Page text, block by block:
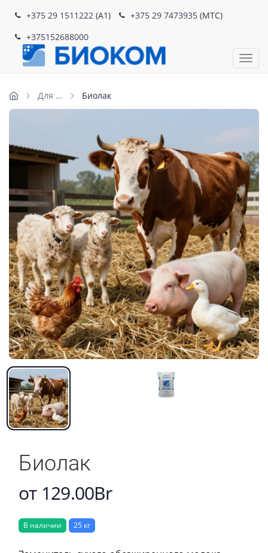
+375 29 1511222 (A1) +375 29 7473935 (MTC)
+375152688000
Для КРС Биолак
Биолак
от 129.00Br
В наличии 25 кг